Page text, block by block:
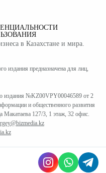
в Казахстане и мира.
издания предназначена для лиц,
издания №KZ00VPY00046589 от 2
и общественного развития
Макатаева 127/3, 1 этаж, 32 офис.